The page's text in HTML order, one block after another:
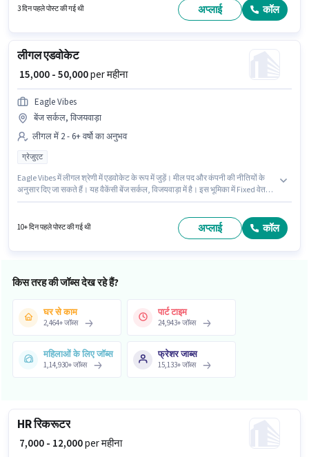
बेनिफिट्स पद और कंपनी की नीतियों के अनुसार दिए जा सकते हैं।
3 दिन पहले पोस्ट की गई थी अप्लाई कॉल
लीगल एडवोकेट
₹ 15,000 - 50,000per महीना
Eagle Vibes
बेंज सर्कल, विजयवाड़ा
लीगल में 2 - 6+ वर्षो का अनुभव
ग्रेजुएट
Eagle Vibes में लीगल श्रेणी में एडवोकेट के रूप में जुड़ें। मील पद और कंपनी की नीतियों के
अनुसार दिए जा सकते हैं। यह वैकेंसी बेंज सर्कल, विजयवाड़ा में है। इस भूमिका में Fixed वेतन
10+ दिन पहले पोस्ट की गई थी अप्लाई कॉल
किस तरह की जॉब्स देख रहे हैं?
घर से काम
2,464+जॉब्स
पार्ट टाइम
24,943+जॉब्स
महिलाओं के लिए जॉब्स
1,14,930+जॉब्स
फ्रेशर जाब्स
15,133+जॉब्स
HR रिकरूटर
₹ 7,000 - 12,000per महीना